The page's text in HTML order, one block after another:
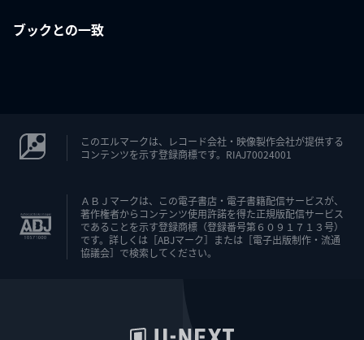
ブックとの一致
このエルマークは、レコード会社・映像製作会社が提供する
コンテンツを示す登録商標です。RIAJ70024001
ＡＢＪマークは、この電子書店・電子書籍配信サービスが、
著作権者からコンテンツ使用許諾を得た正規版配信サービス
であることを示す登録商標（登録番号第６０９１７１３号）
です。詳しくは［ABJマーク］または［電子出版制作・流通
協議会］で検索してください。